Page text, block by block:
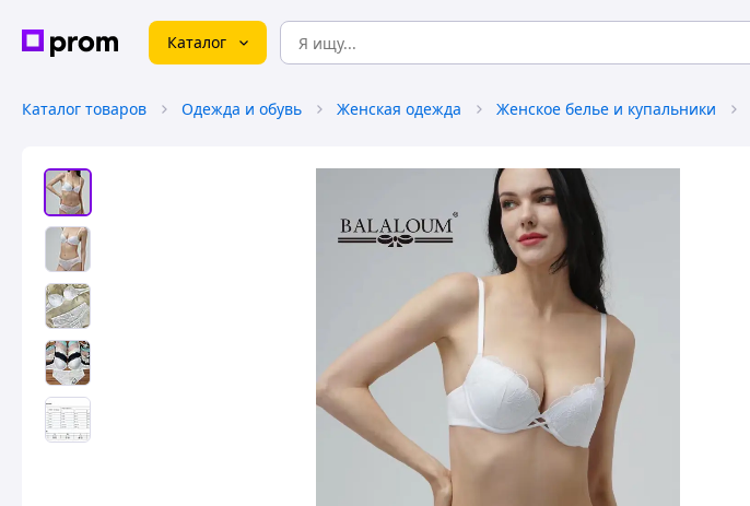
Каталог
Каталог товаров Одежда и обувь Женская одежда Женское белье и купальники